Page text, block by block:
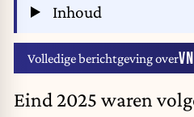
Inhoud
Volledige berichtgeving overVN
Eind 2025 waren